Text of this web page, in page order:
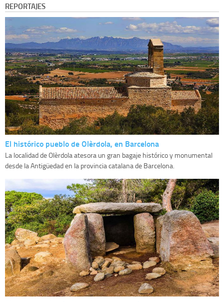
REPORTAJES
El histórico pueblo de Olèrdola, en Barcelona
La localidad de Olèrdola atesora un gran bagaje histórico y monumental
desde la Antigüedad en la provincia catalana de Barcelona.